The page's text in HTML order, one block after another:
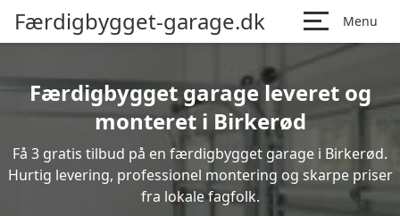
Færdigbygget-garage.dk Menu
Færdigbygget garage leveret og
monteret i Birkerød
Få 3 gratis tilbud på en færdigbygget garage i Birkerød.
Hurtig levering, professionel montering og skarpe priser
fra lokale fagfolk.